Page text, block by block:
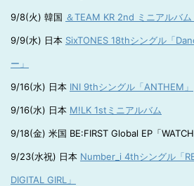
9/8(火) 韓国 ＆TEAM KR 2nd ミニアルバ
9/9(水) 日本 SixTONES 18thシングル「
ー」
9/16(水) 日本 INI 9thシングル「ANTHEM」
9/16(水) 日本 M!LK 1stミニアルバム
9/18(金) 米国 BE:FIRST Global EP「WATCH
9/23(水祝) 日本 Number_i 4thシングル「
DIGITAL GIRL」